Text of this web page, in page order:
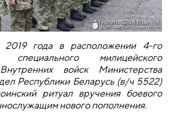
2019 года в расположении 4-го
специального милицейского
войск Министерства
Республики Беларусь (в/ч 5522)
ритуал вручения боевого
нового пополнения.